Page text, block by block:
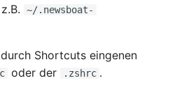
~/.newsboat-
Shortcuts eingenen
oder der .zshrc .